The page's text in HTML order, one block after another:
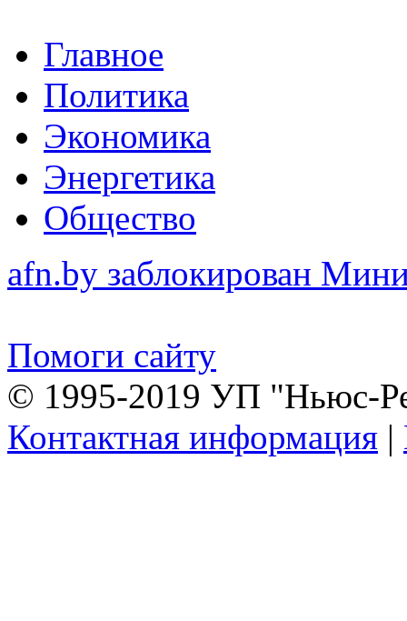
Главное
Политика
Экономика
Энергетика
Общество
afn.by заблокирован
Помоги сайту
© 1995-2019 УП "Ньюс-
Контактная информация |